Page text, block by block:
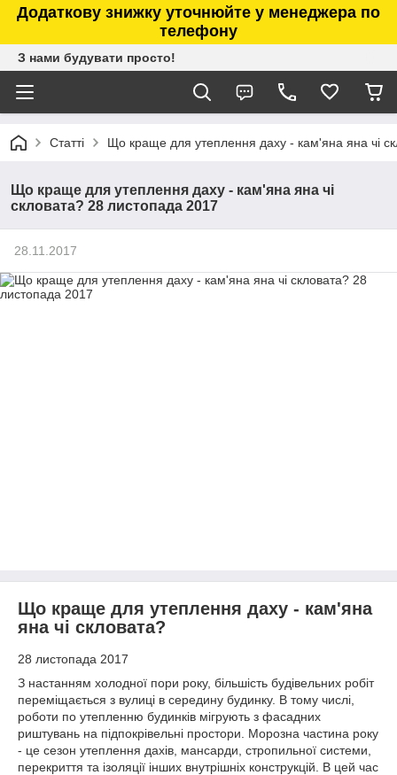
Додаткову знижку уточнюйте у менеджера по
телефону
З нами будувати просто!
Статті Що краще для утеплення даху - кам'яна яна чі
Що краще для утеплення даху - кам'яна яна чі
скловата? 28 листопада 2017
28.11.2017
Що краще для утеплення даху - кам'яна
яна чі скловата?
28 листопада 2017
З настанням холодної пори року, більшість будівельних робіт
переміщається з вулиці в середину будинку. В тому числі,
роботи по утепленню будинків мігрують з фасадних
риштувань на підпокрівельні простори. Морозна частина року
- це сезон утеплення дахів, мансарди, стропильної системи,
перекриття та ізоляції інших внутрішніх конструкцій. В цей час